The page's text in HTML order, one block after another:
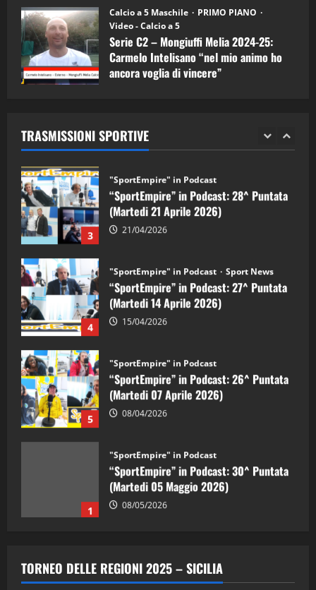
Calcio a 5 Maschile
PRIMO PIANO
Video - Calcio a 5
Serie C2 – Mongiuffi Melia 2024-25:
Carmelo Intelisano “nel mio animo ho
ancora voglia di vincere”
TRASMISSIONI SPORTIVE
1
“SportEmpire” in Podcast: 30^ Puntata
(Martedi 05 Maggio 2026)
08/05/2026
2 28/04/2026
3
"SportEmpire" in Podcast
“SportEmpire” in Podcast: 28^ Puntata
(Martedi 21 Aprile 2026)
21/04/2026
4
"SportEmpire" in Podcast Sport News
“SportEmpire” in Podcast: 27^ Puntata
(Martedi 14 Aprile 2026)
15/04/2026
5
"SportEmpire" in Podcast
“SportEmpire” in Podcast: 26^ Puntata
(Martedi 07 Aprile 2026)
08/04/2026
1
"SportEmpire" in Podcast
“SportEmpire” in Podcast: 30^ Puntata
(Martedi 05 Maggio 2026)
08/05/2026
“SportEmpire” in Podcast: 29^ Puntata
(Martedi 28 Aprile 2026)
TORNEO DELLE REGIONI 2025 – SICILIA